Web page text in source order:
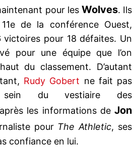
pour les Wolves. Ils
de la conférence Ouest,
victoires pour 18 défaites. Un
pour une équipe que l’on
du classement. D’autant
Rudy Gobert ne fait pas
sein du vestiaire des
les informations de Jon
pour The Athletic, ses
confiance en lui.